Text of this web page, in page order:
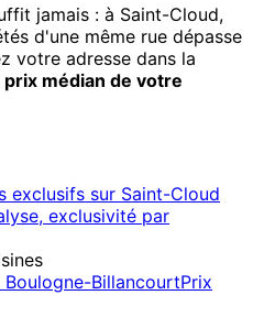
jamais : à Saint-Cloud,
d'une même rue dépasse
votre adresse dans la
prix médian de votre
exclusifs sur Saint-Cloud
exclusivité par
Boulogne-BillancourtPrix